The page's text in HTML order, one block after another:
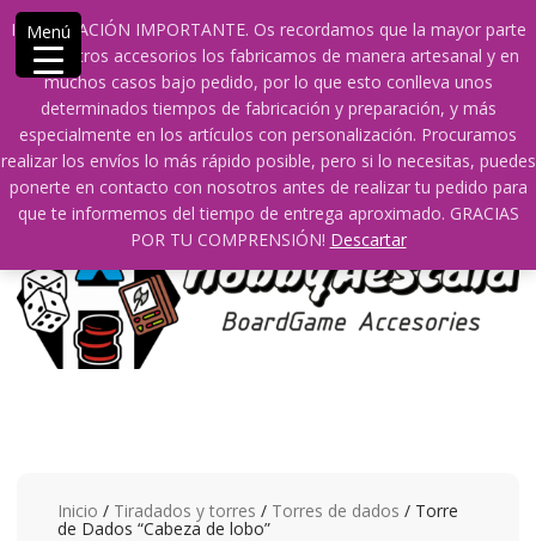
INFORMACIÓN IMPORTANTE. Os recordamos que la mayor parte
de nuestros accesorios los fabricamos de manera artesanal y en
muchos casos bajo pedido, por lo que esto conlleva unos
determinados tiempos de fabricación y preparación, y más
especialmente en los artículos con personalización. Procuramos
realizar los envíos lo más rápido posible, pero si lo necesitas, puedes
ponerte en contacto con nosotros antes de realizar tu pedido para
que te informemos del tiempo de entrega aproximado. GRACIAS
POR TU COMPRENSIÓN! Descartar
Saltar
contenido
609241475 SOLO DE 10:00 a 14:00
info@hobbyaescala.com
San Fernando de Henares
10:00 - 14:00
Mi cuenta
0 0
Inicio / Tiradados y torres / Torres de dados / Torre
de Dados “Cabeza de lobo”
Menú